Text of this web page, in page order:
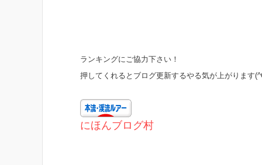
ランキングにご協力下さい！
押してくれるとブログ更新するやる気が上がります
にほんブログ村